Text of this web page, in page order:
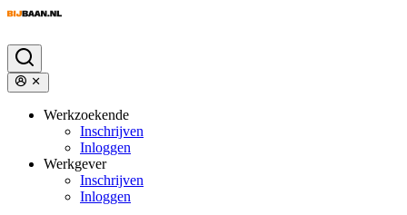
Werkzoekende
Inschrijven
Inloggen
Werkgever
Inschrijven
Inloggen